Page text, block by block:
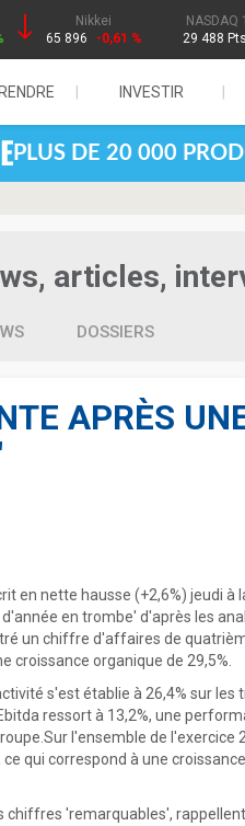
Nikkei
65 896
-0,61 %
NASDAQ
29 488
INVESTIR
PLUS DE 20 000
articles,
DOSSIERS
APRÈS
en nette hausse (+2,6%) jeudi à
en trombe' d'après les
un chiffre d'affaires de
croissance organique de 29,5%.
s'est établie à 26,4% sur les
ressort à 13,2%, une
l'ensemble de l'exercice
qui correspond à une
chiffres 'remarquables',